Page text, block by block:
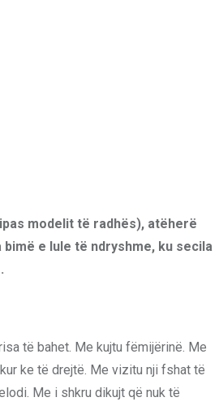
modelit të radhës), atëherë
e lule të ndryshme, ku secila
të bahet. Me kujtu fëmijërinë. Me
ke të drejtë. Me vizitu nji fshat të
Me i shkru dikujt që nuk të